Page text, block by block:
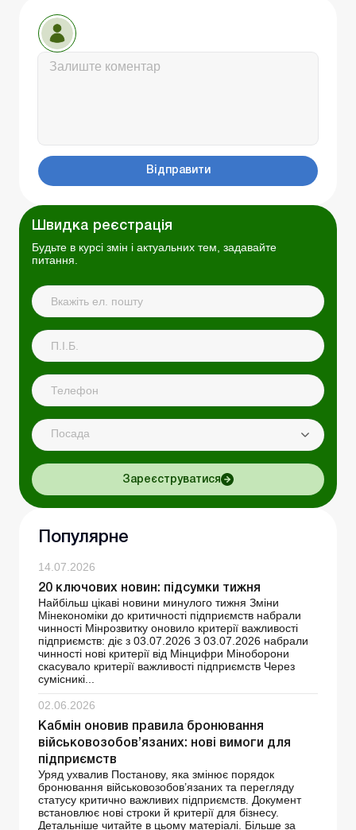
Відправити
Швидка реєстрація
Будьте в курсі змін і актуальних тем, задавайте
питання.
Посада
Зареєструватися
Популярне
14.07.2026
20 ключових новин: підсумки тижня
Найбільш цікаві новини минулого тижня Зміни
Мінекономіки до критичності підприємств набрали
чинності Мінрозвитку оновило критерії важливості
підприємств: діє з 03.07.2026 З 03.07.2026 набрали
чинності нові критерії від Мінцифри Міноборони
скасувало критерії важливості підприємств Через
сумісникі...
02.06.2026
Кабмін оновив правила бронювання
військовозобов’язаних: нові вимоги для
підприємств
Уряд ухвалив Постанову, яка змінює порядок
бронювання військовозобов’язаних та перегляду
статусу критично важливих підприємств. Документ
встановлює нові строки й критерії для бізнесу.
Детальніше читайте в цьому матеріалі. Більше за